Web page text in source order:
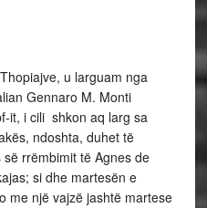
u larguam nga
Gennaro M. Monti
it, i cili shkon aq larg sa
ndoshta, duhet të
rrëmbimit të Agnes de
si dhe martesën e
me një vajzë jashtë martese